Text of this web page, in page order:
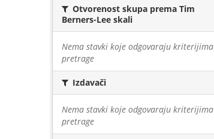
Otvorenost skupa prema Tim
Berners-Lee skali
Nema stavki koje odgovaraju kriterijima
pretrage
Izdavači
Nema stavki koje odgovaraju kriterijima
pretrage